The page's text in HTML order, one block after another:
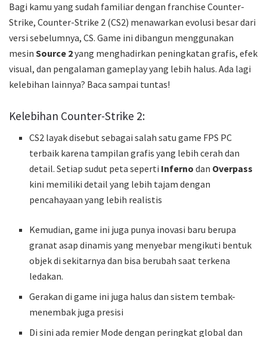
Bagi kamu yang sudah familiar dengan franchise Counter-
Strike, Counter-Strike 2 (CS2) menawarkan evolusi besar dari
versi sebelumnya, CS. Game ini dibangun menggunakan
mesin Source 2yang menghadirkan peningkatan grafis, efek
visual, dan pengalaman gameplay yang lebih halus. Ada lagi
kelebihan lainnya? Baca sampai tuntas!
Kelebihan Counter-Strike 2:
CS2 layak disebut sebagai salah satu game FPS PC
terbaik karena tampilan grafis yang lebih cerah dan
detail. Setiap sudut peta seperti Inferno dan Overpass
kini memiliki detail yang lebih tajam dengan
pencahayaan yang lebih realistis
Kemudian, game ini juga punya inovasi baru berupa
granat asap dinamis yang menyebar mengikuti bentuk
objek di sekitarnya dan bisa berubah saat terkena
ledakan.
Gerakan di game ini juga halus dan sistem tembak-
menembak juga presisi
Di sini ada remier Mode dengan peringkat global dan